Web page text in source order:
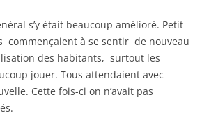
s’y était beaucoup amélioré. Petit
commençaient à se sentir de nouveau
des habitants, surtout les
jouer. Tous attendaient avec
Cette fois-ci on n’avait pas